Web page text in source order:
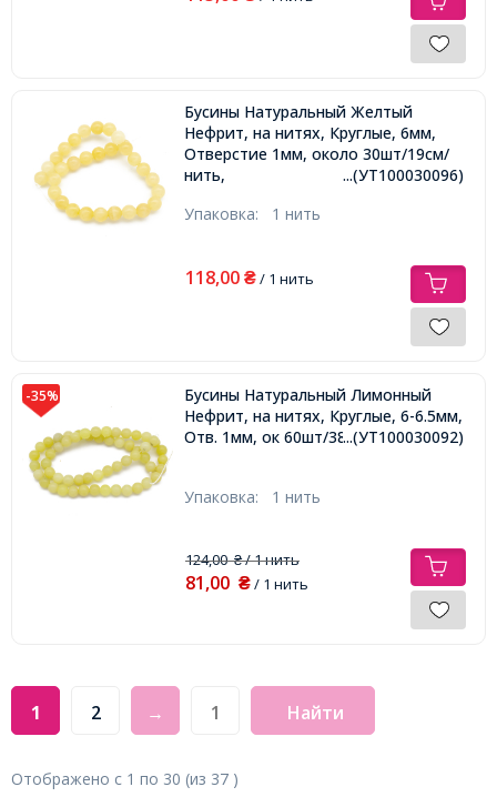
Бусины Натуральный Желтый
Нефрит, на нитях, Круглые, 6мм,
Отверстие 1мм, около 30шт/19см/
нить,
...(УТ100030096)
Упаковка: 1 нить
118,00 ₴/ 1 нить
-35%
Бусины Натуральный Лимонный
Нефрит, на нитях, Круглые, 6-6.5мм,
Отв. 1мм, ок 60шт/38см/нить,
...(УТ100030092)
Упаковка: 1 нить
124,00₴/ 1 нить
81,00 ₴/ 1 нить
1 2 → Найти
Отображено с 1 по 30 (из 37 )